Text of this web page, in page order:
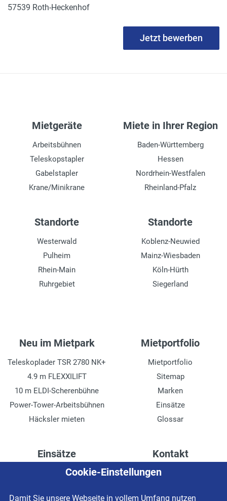
57539 Roth-Heckenhof
Jetzt bewerben
Mietgeräte
Arbeitsbühnen
Teleskopstapler
Gabelstapler
Krane/Minikrane
Miete in Ihrer Region
Baden-Württemberg
Hessen
Nordrhein-Westfalen
Rheinland-Pfalz
Standorte
Westerwald
Pulheim
Rhein-Main
Ruhrgebiet
Standorte
Koblenz-Neuwied
Mainz-Wiesbaden
Köln-Hürth
Siegerland
Neu im Mietpark
Teleskoplader TSR 2780 NK+
4.9 m FLEXXILIFT
10 m ELDI-Scherenbühne
Power-Tower-Arbeitsbühnen
Häcksler mieten
Mietportfolio
Mietportfolio
Sitemap
Marken
Einsätze
Glossar
Einsätze
Höhenzugang für
Kontakt
Kontaktformular
Cookie-Einstellungen
Damit Sie unsere Webseite in vollem Umfang nutzen